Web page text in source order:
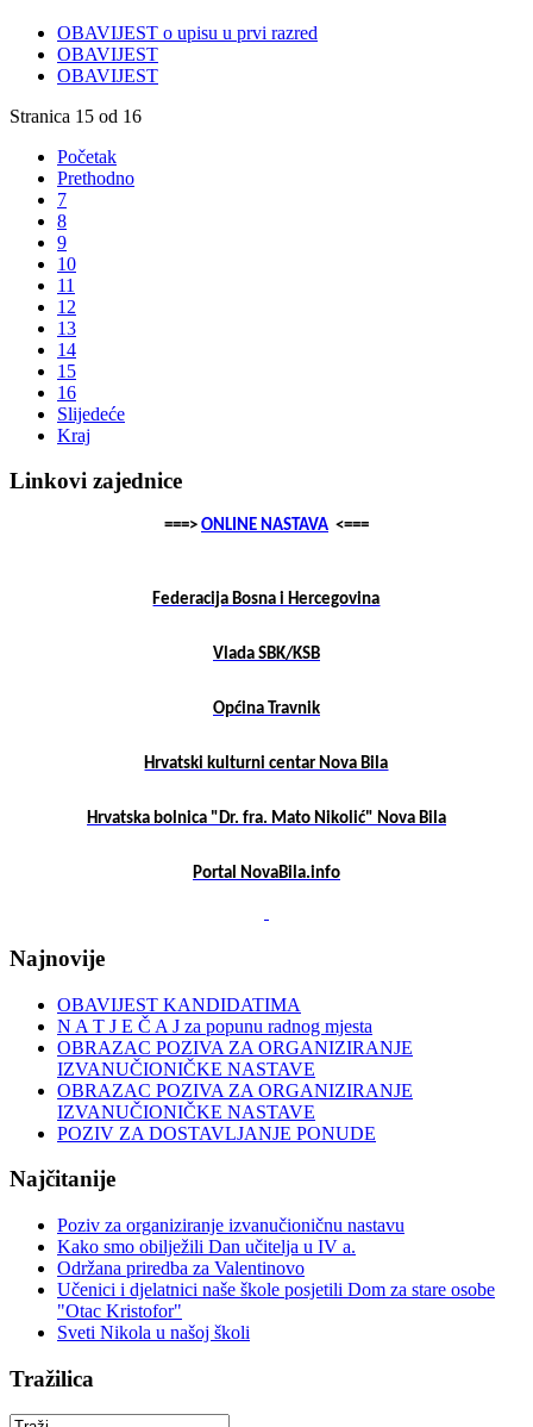
OBAVIJEST o upisu u prvi razred
OBAVIJEST
OBAVIJEST
Stranica 15 od 16
Početak
Prethodno
7
8
9
10
11
12
13
14
15
16
Slijedeće
Kraj
Linkovi zajednice
===> ONLINE NASTAVA <===
Federacija Bosna i Hercegovina
Vlada SBK/KSB
Općina Travnik
Hrvatski kulturni centar Nova Bila
Hrvatska bolnica "Dr. fra. Mato Nikolić" Nova Bila
Portal NovaBila.info
Najnovije
OBAVIJEST KANDIDATIMA
N A T J E Č A J za popunu radnog mjesta
OBRAZAC POZIVA ZA ORGANIZIRANJE
IZVANUČIONIČKE NASTAVE
OBRAZAC POZIVA ZA ORGANIZIRANJE
IZVANUČIONIČKE NASTAVE
POZIV ZA DOSTAVLJANJE PONUDE
Najčitanije
Poziv za organiziranje izvanučioničnu nastavu
Kako smo obilježili Dan učitelja u IV a.
Održana priredba za Valentinovo
Učenici i djelatnici naše škole posjetili Dom za stare osobe
"Otac Kristofor"
Sveti Nikola u našoj školi
Tražilica